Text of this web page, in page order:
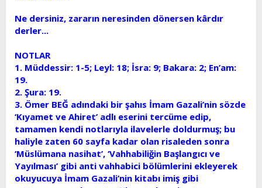
Ne dersiniz, zararın neresinden dönersen kârdır
derler...
NOTLAR
1. Müddessir: 1-5; Leyl: 18; İsra: 9; Bakara: 2; En’am:
19.
2. Şura: 19.
3. Ömer BEĞ adındaki bir şahıs İmam Gazali’nin sözde
‘Kıyamet ve Ahiret’ adlı eserini tercüme edip,
tamamen kendi notlarıyla ilavelerle doldurmuş; bu
haliyle zaten 60 sayfa kadar olan risaleden sonra
‘Müslümana nasihat’, ‘Vahhabiliğin Başlangıcı ve
Yayılması’ gibi anti vahhabici bölümlerini ekleyerek
okuyucuya İmam Gazali’nin kitabı imiş gibi